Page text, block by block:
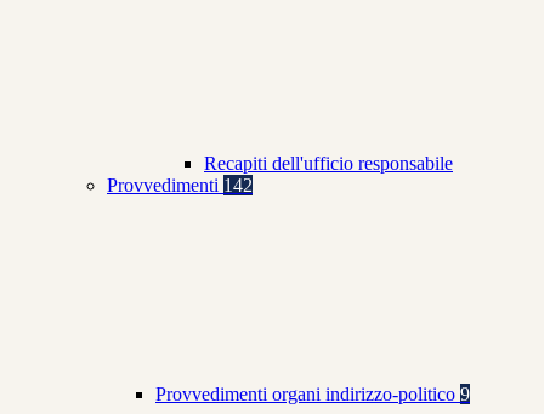
Recapiti dell'ufficio responsabile
Provvedimenti 142
Provvedimenti organi indirizzo-politico 9